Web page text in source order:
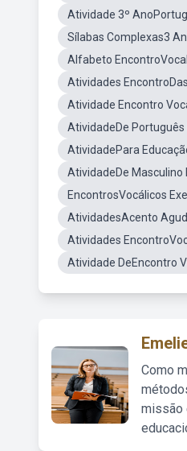
Atividade 3º
Sílabas Complexas3
Alfabeto
Atividades
Atividade Encontro
AtividadeDe Português
AtividadePara
AtividadeDe Masculino
EncontrosVocálicos
AtividadesAcento
Atividades
Atividade DeEncontro
Como
missão